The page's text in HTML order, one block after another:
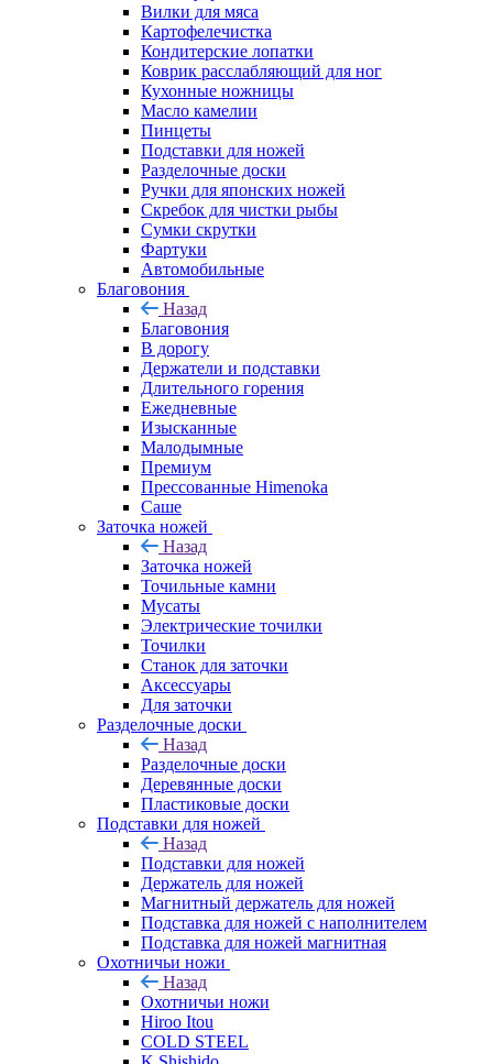
Вилки для мяса
Картофелечистка
Кондитерские лопатки
Коврик расслабляющий для ног
Кухонные ножницы
Масло камелии
Пинцеты
Подставки для ножей
Разделочные доски
Ручки для японских ножей
Скребок для чистки рыбы
Сумки скрутки
Фартуки
Автомобильные
Благовония
Назад
Благовония
В дорогу
Держатели и подставки
Длительного горения
Ежедневные
Изысканные
Малодымные
Премиум
Прессованные Himenoka
Саше
Заточка ножей
Назад
Заточка ножей
Точильные камни
Мусаты
Электрические точилки
Точилки
Станок для заточки
Аксессуары
Для заточки
Разделочные доски
Назад
Разделочные доски
Деревянные доски
Пластиковые доски
Подставки для ножей
Назад
Подставки для ножей
Держатель для ножей
Магнитный держатель для ножей
Подставка для ножей с наполнителем
Подставка для ножей магнитная
Охотничьи ножи
Назад
Охотничьи ножи
Hiroo Itou
COLD STEEL